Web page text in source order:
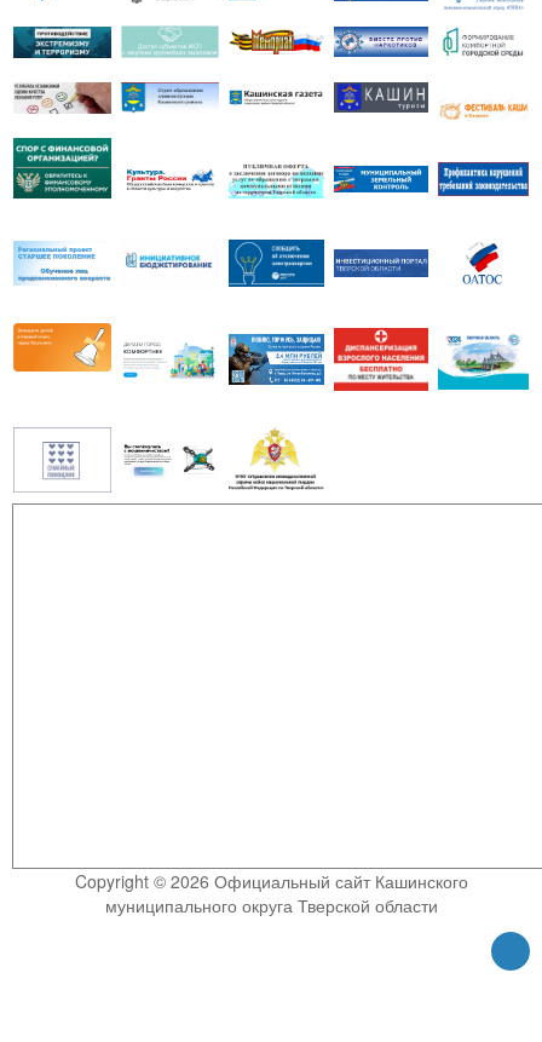
Copyright © 2026 Официальный сайт Кашинского
муниципального округа Тверской области